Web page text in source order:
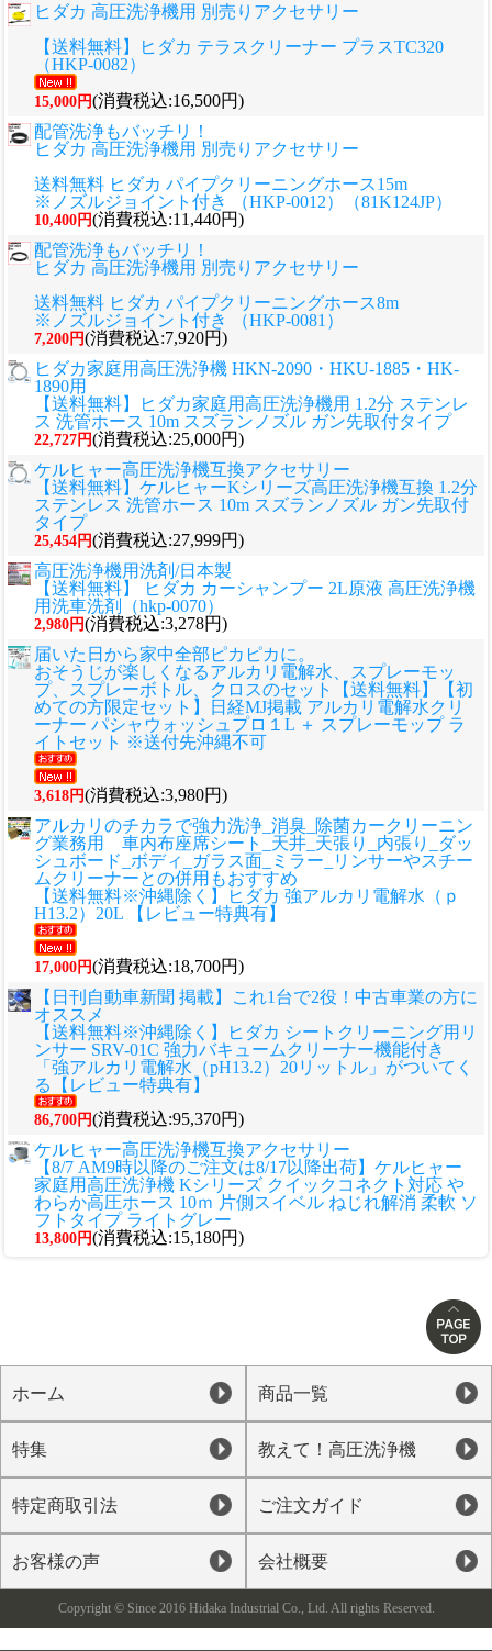
ヒダカ 高圧洗浄機用 別売りアクセサリー
【送料無料】ヒダカ テラスクリーナー プラスTC320
（HKP-0082）
15,000円(消費税込:16,500円)
配管洗浄もバッチリ！
ヒダカ 高圧洗浄機用 別売りアクセサリー
送料無料 ヒダカ パイプクリーニングホース15m
※ノズルジョイント付き （HKP-0012）（81K124JP）
10,400円(消費税込:11,440円)
配管洗浄もバッチリ！
ヒダカ 高圧洗浄機用 別売りアクセサリー
送料無料 ヒダカ パイプクリーニングホース8m
※ノズルジョイント付き （HKP-0081）
7,200円(消費税込:7,920円)
ヒダカ家庭用高圧洗浄機 HKN-2090・HKU-1885・HK-
1890用
【送料無料】ヒダカ家庭用高圧洗浄機用 1.2分 ステンレ
ス 洗管ホース 10m スズランノズル ガン先取付タイプ
22,727円(消費税込:25,000円)
ケルヒャー高圧洗浄機互換アクセサリー
【送料無料】ケルヒャーKシリーズ高圧洗浄機互換 1.2分
ステンレス 洗管ホース 10m スズランノズル ガン先取付
タイプ
25,454円(消費税込:27,999円)
高圧洗浄機用洗剤/日本製
【送料無料】 ヒダカ カーシャンプー 2L原液 高圧洗浄機
用洗車洗剤（hkp-0070）
2,980円(消費税込:3,278円)
届いた日から家中全部ピカピカに。
おそうじが楽しくなるアルカリ電解水、スプレーモッ
プ、スプレーボトル、クロスのセット
【送料無料】【初
めての方限定セット】日経MJ掲載 アルカリ電解水クリ
ーナー パシャウォッシュプロ１L ＋ スプレーモップ ラ
イトセット ※送付先沖縄不可
3,618円(消費税込:3,980円)
アルカリのチカラで強力洗浄_消臭_除菌カークリーニン
グ業務用 車内布座席シート_天井_天張り_内張り_ダッ
シュボード_ボディ_ガラス面_ミラー_リンサーやスチー
ムクリーナーとの併用もおすすめ
【送料無料※沖縄除く】ヒダカ 強アルカリ電解水（ｐ
H13.2）20L 【レビュー特典有】
17,000円(消費税込:18,700円)
【日刊自動車新聞 掲載】これ1台で2役！中古車業の方に
オススメ
【送料無料※沖縄除く】ヒダカ シートクリーニング用リ
ンサー SRV-01C 強力バキュームクリーナー機能付き
「強アルカリ電解水（pH13.2）20リットル」がついてく
る【レビュー特典有】
86,700円(消費税込:95,370円)
ケルヒャー高圧洗浄機互換アクセサリー
【8/7 AM9時以降のご注文は8/17以降出荷】ケルヒャー
家庭用高圧洗浄機 Kシリーズ クイックコネクト対応 や
わらか高圧ホース 10ｍ 片側スイベル ねじれ解消 柔軟 ソ
フトタイプ ライトグレー
13,800円(消費税込:15,180円)
ホーム 商品一覧
特集 教えて！高圧洗浄機
特定商取引法 ご注文ガイド
お客様の声 会社概要
Copyright © Since 2016 Hidaka Industrial Co., Ltd. All rights Reserved.